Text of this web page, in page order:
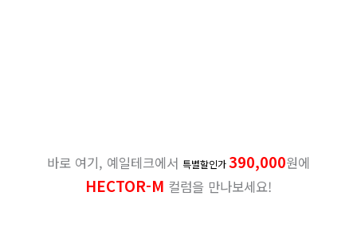
바로 여기, 예일테크에서 특별할인가390,000원에
HECTOR-M 컬럼을 만나보세요!